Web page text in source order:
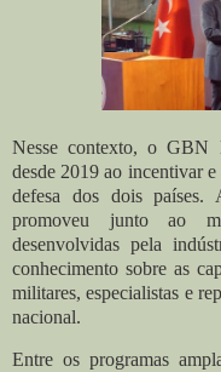
Nesse contexto, o GBN
desde 2019 ao incentivar
defesa dos dois
promoveu junto ao
desenvolvidas pela
conhecimento sobre as
militares, especialistas e
nacional.
Entre os programas